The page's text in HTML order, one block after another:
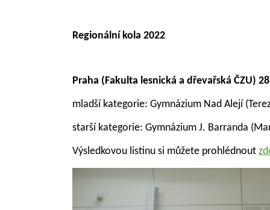
Regionální kola 2022
Praha (Fakulta lesnická a dřevařská ČZU)
mladší kategorie: Gymnázium Nad Alejí
starší kategorie: Gymnázium J. Barranda
Výsledkovou listinu si můžete prohlédnout